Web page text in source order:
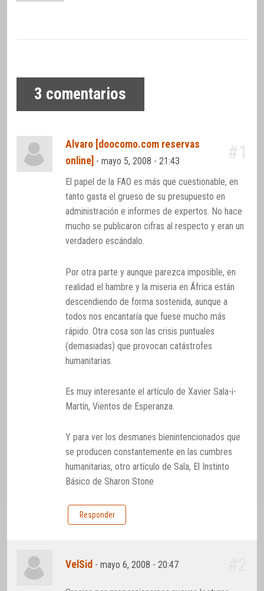
3 comentarios
Alvaro [doocomo.com reservas
online] -mayo 5, 2008 - 21:43 #1
El papel de la FAO es más que cuestionable, en
tanto gasta el grueso de su presupuesto en
administración e informes de expertos. No hace
mucho se publicaron cifras al respecto y eran un
verdadero escándalo.
Por otra parte y aunque parezca imposible, en
realidad el hambre y la miseria en África están
descendiendo de forma sostenida, aunque a
todos nos encantaría que fuese mucho más
rápido. Otra cosa son las crisis puntuales
(demasiadas) que provocan catástrofes
humanitarias.
Es muy interesante el artículo de Xavier Sala-i-
Martín, Vientos de Esperanza.
Y para ver los desmanes bienintencionados que
se producen constantemente en las cumbres
humanitarias, otro artículo de Sala, El Instinto
Básico de Sharon Stone
Responder
VelSid -mayo 6, 2008 - 20:47